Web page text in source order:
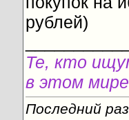
рублей)
Те, кто
в этом мире
Последний